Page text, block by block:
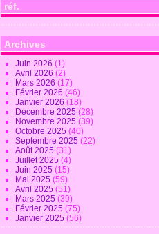
réf.
Archives
Juin 2026(1)
Avril 2026(2)
Mars 2026(17)
Février 2026(46)
Janvier 2026(18)
Décembre 2025(28)
Novembre 2025(39)
Octobre 2025(40)
Septembre 2025(22)
Août 2025(31)
Juillet 2025(4)
Juin 2025(15)
Mai 2025(59)
Avril 2025(51)
Mars 2025(39)
Février 2025(75)
Janvier 2025(56)